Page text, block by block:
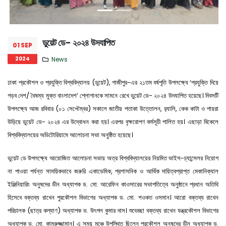
01 SEP
2024
ডুয়েট ডে- ২০২৪ উদযাপিত
News
ঢাকা প্রকৌশল ও প্রযুক্তি বিশ্ববিদ্যালয় (ডুয়েট), গাজীপুর-এর ২১তম বর্ষপূতি উপলক্ষ্যে ‘প্রযুক্তি দিয়ে
গড়ব দেশ/ বৈষম্য মুক্ত বাংলাদেশ’ শ্লোগানকে সামনে রেখে ডুয়েট ডে- ২০২৪ উদযাপিত হয়েছে। দিবসটি
উপলক্ষ্যে আজ রবিবার (০১ সেপ্টেম্বর) সকালে জাতীয় পতাকা উত্তোলন, র‌্যালি, কেক কাটা ও পায়রা
উড়িয়ে ডুয়েট ডে- ২০২৪ এর উদ্বোধন করা হয়। এরপর বৃক্ষরোপণ কর্মসূচী পালিত হয়। এছাড়া বিকেলে
বিশ্ববিদ্যালয়ের অডিটোরিয়ামে আলোচনা সভা অনুষ্ঠিত হয়েছে।
ডুয়েট ডে উপলক্ষ্যে আয়োজিত আলোচনা সভায় অত্র বিশ্ববিদ্যালয়ের নিয়মিত ভাইস-চ্যান্সেলর নিয়োগ
না পাওয়া পর্যন্ত সাময়িকভাবে জরুরি একাডেমিক, প্রশাসনিক ও আর্থিক দায়িত্বপ্রাপ্ত মেকানিক্যাল
ইঞ্জিনিয়ারিং অনুষদের ডীন অধ্যাপক ড. মো. আরেফিন কাওসারের সভাপতিত্বে অনুষ্ঠানে প্রধান অতিথি
হিসেবে বক্তব্য রাখেন পুরকৌশল বিভাগের অধ্যাপক ড. মো. শওকত ওসমান। আরো বক্তব্য রাখেন
পরিচালক (ছাত্র কল্যাণ) অধ্যাপক ড. উৎপল কুমার দাস। শুভেচ্ছা বক্তব্য রাখেন যন্ত্রকৌশল বিভাগের
অধ্যাপক ড. মো. কামরুজ্জামান। এ সময় মঞ্চে উপস্থিত ছিলেন পুরকৌশল অনুষদের ডীন অধ্যাপক ড.